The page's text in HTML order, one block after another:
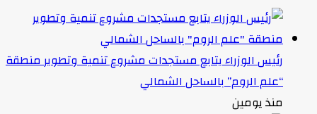
رئيس الوزراء يتابع مستجدات مشروع تنمية وتطوير منطقة
“علم الروم” بالساحل الشمالي
منذ يومين